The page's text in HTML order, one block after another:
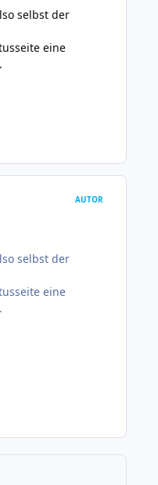
selbst der
eine
AUTOR
selbst der
eine